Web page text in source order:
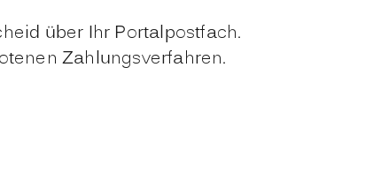
über Ihr Portalpostfach.
Zahlungsverfahren.